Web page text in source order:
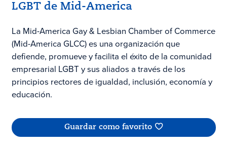
LGBT de Mid-America
La Mid-America Gay & Lesbian Chamber of Commerce
(Mid-America GLCC) es una organización que
defiende, promueve y facilita el éxito de la comunidad
empresarial LGBT y sus aliados a través de los
principios rectores de igualdad, inclusión, economía y
educación.
Guardar como favorito